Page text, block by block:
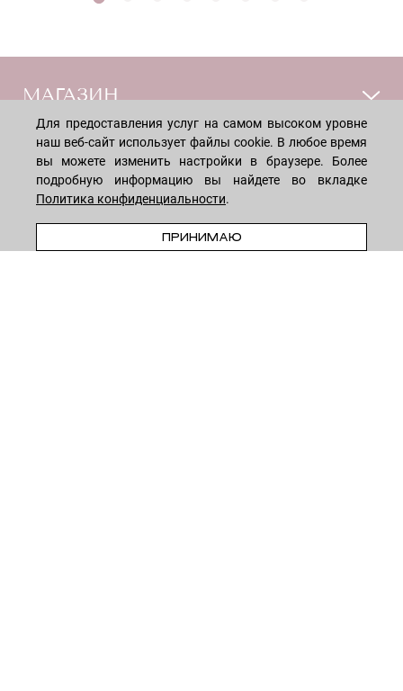
ПРЕДЗАКАЗ
МАГАЗИН
Лицо
Мужчинам
Тело
ПОКУПАТЕЛЯМ
Способы оплаты
Доставка товара
Обмен и возврат
КОМПАНИЯ
О нас
Для предоставления услуг на самом высоком уровне
наш веб-сайт использует файлы cookie. В любое время
вы можете изменить настройки в браузере. Более
подробную информацию вы найдете во вкладке
Политика конфиденциальности.
ПРИНИМАЮ